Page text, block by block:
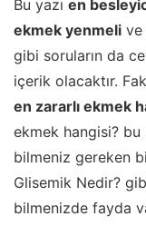
Bu yazı en
ekmek yenmeli ve
gibi soruların da
içerik olacaktır.
en zararlı ekmek
ekmek hangisi? bu
bilmeniz gereken
Glisemik Nedir?
bilmenizde fayda